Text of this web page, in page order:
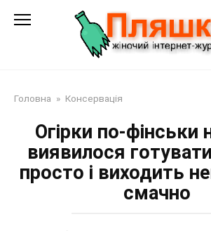
Головна » Консервація
Огірки по-фінськи
виявилося
просто і виходить
смачно